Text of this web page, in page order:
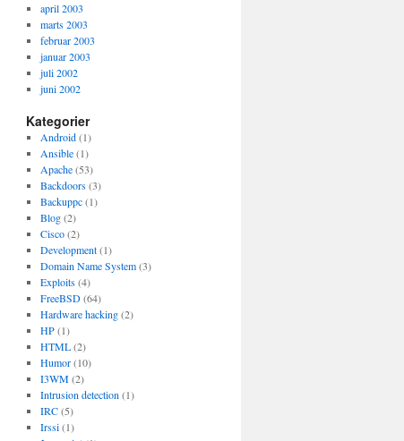
april 2003
marts 2003
februar 2003
januar 2003
juli 2002
juni 2002
Kategorier
Android(1)
Ansible(1)
Apache(53)
Backdoors(3)
Backuppc(1)
Blog(2)
Cisco(2)
Development(1)
Domain Name System(3)
Exploits(4)
FreeBSD(64)
Hardware hacking(2)
HP(1)
HTML(2)
Humor(10)
I3WM(2)
Intrusion detection (1)
IRC(5)
Irssi(1)